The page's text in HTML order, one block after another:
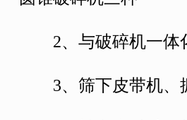
2、与破碎机一体
3、筛下皮带机、